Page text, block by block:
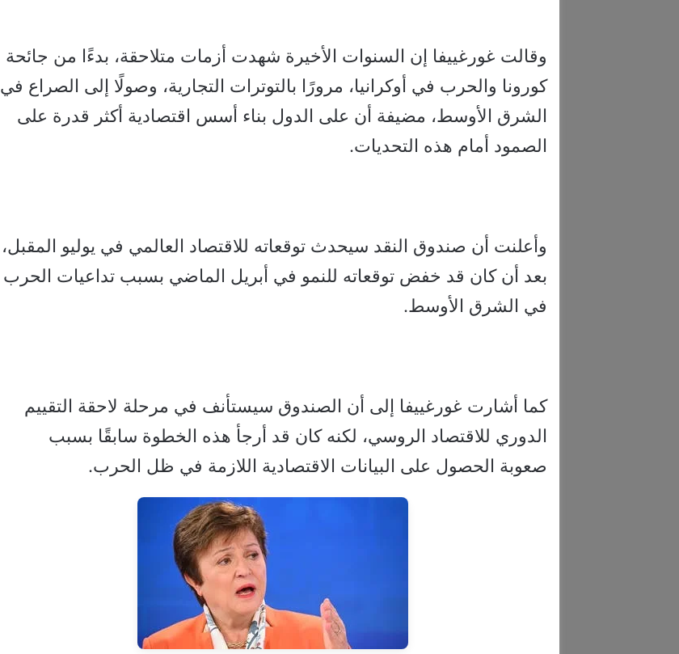
وقالت غورغييفا إن السنوات الأخيرة شهدت أزمات متلاحقة، بدءًا من جائحة
كورونا والحرب في أوكرانيا، مرورًا بالتوترات التجارية، وصولًا إلى الصراع في
الشرق الأوسط، مضيفة أن على الدول بناء أسس اقتصادية أكثر قدرة على
الصمود أمام هذه التحديات.
وأعلنت أن صندوق النقد سيحدث توقعاته للاقتصاد العالمي في يوليو المقبل،
بعد أن كان قد خفض توقعاته للنمو في أبريل الماضي بسبب تداعيات الحرب
في الشرق الأوسط.
كما أشارت غورغييفا إلى أن الصندوق سيستأنف في مرحلة لاحقة التقييم
الدوري للاقتصاد الروسي، لكنه كان قد أرجأ هذه الخطوة سابقًا بسبب
صعوبة الحصول على البيانات الاقتصادية اللازمة في ظل الحرب.